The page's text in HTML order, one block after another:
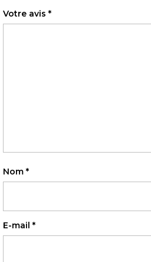
Votre avis *
Nom *
E-mail *